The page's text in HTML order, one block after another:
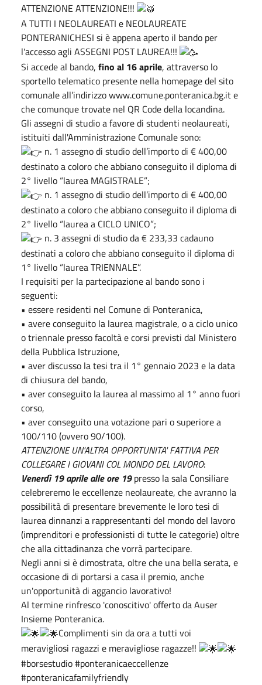
ATTENZIONE ATTENZIONE!!!
A TUTTI I NEOLAUREATI e NEOLAUREATE
PONTERANICHESI si è appena aperto il bando per
l'accesso agli ASSEGNI POST LAUREA!!!
Si accede al bando, fino al 16 aprile, attraverso lo
sportello telematico presente nella homepage del sito
comunale all’indirizzo www.comune.ponteranica.bg.it e
che comunque trovate nel QR Code della locandina.
Gli assegni di studio a favore di studenti neolaureati,
istituiti dall'Amministrazione Comunale sono:
n. 1 assegno di studio dell’importo di € 400,00
destinato a coloro che abbiano conseguito il diploma di
2° livello “laurea MAGISTRALE”;
n. 1 assegno di studio dell’importo di € 400,00
destinato a coloro che abbiano conseguito il diploma di
2° livello “laurea a CICLO UNICO”;
n. 3 assegni di studio da € 233,33 cadauno
destinati a coloro che abbiano conseguito il diploma di
1° livello “laurea TRIENNALE”.
I requisiti per la partecipazione al bando sono i
seguenti:
• essere residenti nel Comune di Ponteranica,
• avere conseguito la laurea magistrale, o a ciclo unico
o triennale presso facoltà e corsi previsti dal Ministero
della Pubblica Istruzione,
• aver discusso la tesi tra il 1° gennaio 2023 e la data
di chiusura del bando,
• aver conseguito la laurea al massimo al 1° anno fuori
corso,
• aver conseguito una votazione pari o superiore a
100/110 (ovvero 90/100).
ATTENZIONE UN'ALTRA OPPORTUNITA' FATTIVA PER
COLLEGARE I GIOVANI COL MONDO DEL LAVORO:
Venerdì 19 aprile alle ore 19presso la sala Consiliare
celebreremo le eccellenze neolaureate, che avranno la
possibilità di presentare brevemente le loro tesi di
laurea dinnanzi a rappresentanti del mondo del lavoro
(imprenditori e professionisti di tutte le categorie) oltre
che alla cittadinanza che vorrà partecipare.
Negli anni si è dimostrata, oltre che una bella serata, e
occasione di di portarsi a casa il premio, anche
un'opportunità di aggancio lavorativo!
Al termine rinfresco 'conoscitivo' offerto da Auser
Insieme Ponteranica.
Complimenti sin da ora a tutti voi
meravigliosi ragazzi e meravigliose ragazze!!
#borsestudio #ponteranicaeccellenze
#ponteranicafamilyfriendly